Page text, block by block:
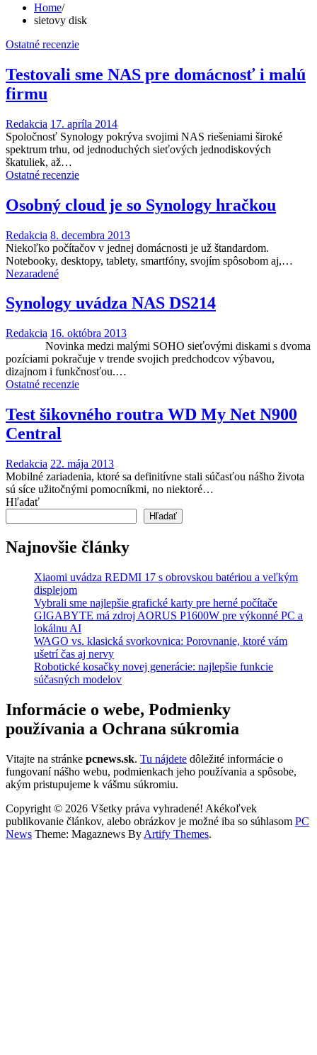
Home
sietovy disk
Ostatné recenzie
Testovali sme NAS pre domácnosť i malú
firmu
Redakcia 17. apríla 2014
Spoločnosť Synology pokrýva svojimi NAS riešeniami široké
spektrum trhu, od jednoduchých sieťových jednodiskových
škatuliek, až…
Ostatné recenzie
Osobný cloud je so Synology hračkou
Redakcia 8. decembra 2013
Niekoľko počítačov v jednej domácnosti je už štandardom.
Notebooky, desktopy, tablety, smartfóny, svojím spôsobom aj,…
Nezaradené
Synology uvádza NAS DS214
Redakcia 16. októbra 2013
Novinka medzi malými SOHO sieťovými diskami s dvoma
pozíciami pokračuje v trende svojich predchodcov výbavou,
dizajnom i funkčnosťou.…
Ostatné recenzie
Test šikovného routra WD My Net N900
Central
Redakcia 22. mája 2013
Mobilné zariadenia, ktoré sa definitívne stali súčasťou nášho života
sú síce užitočnými pomocníkmi, no niektoré…
Hľadať
Hľadať
Najnovšie články
Xiaomi uvádza REDMI 17 s obrovskou batériou a veľkým
displejom
Vybrali sme najlepšie grafické karty pre herné počítače
GIGABYTE má zdroj AORUS P1600W pre výkonné PC a
lokálnu AI
WAGO vs. klasická svorkovnica: Porovnanie, ktoré vám
ušetrí čas aj nervy
Robotické kosačky novej generácie: najlepšie funkcie
súčasných modelov
Informácie o webe, Podmienky
používania a Ochrana súkromia
Vitajte na stránke pcnews.sk. Tu nájdete dôležité informácie o
fungovaní nášho webu, podmienkach jeho používania a spôsobe,
akým pristupujeme k vášmu súkromiu.
Copyright © 2026 Všetky práva vyhradené! Akékoľvek
publikovanie článkov, alebo obrázkov je možné iba so súhlasom PC
News Theme: Magaznews By Artify Themes.